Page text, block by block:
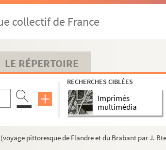
collectif de France
LE RÉPERTOIRE
RECHERCHES CIBLÉES
Imprimés
multimédia
pittoresque de Flandre et du Brabant par J.